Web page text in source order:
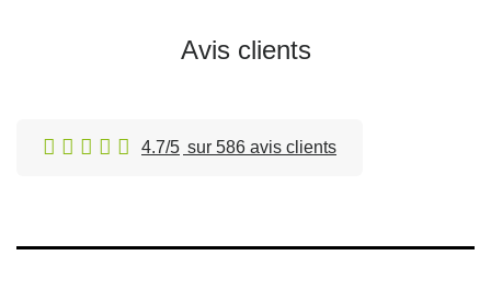
Avis clients
4.7/5 sur 586 avis clients